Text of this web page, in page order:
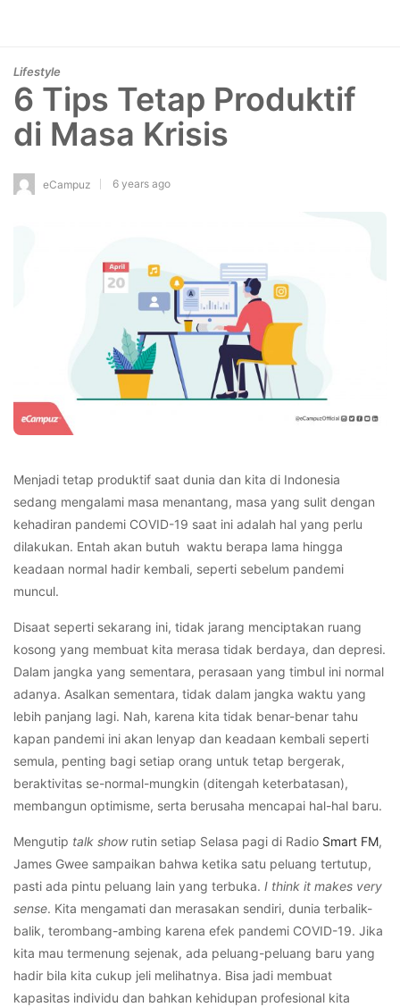
Lifestyle
6 Tips Tetap Produktif
di Masa Krisis
eCampuz 6 years ago
Menjadi tetap produktif saat dunia dan kita di Indonesia
sedang mengalami masa menantang, masa yang sulit dengan
kehadiran pandemi COVID-19 saat ini adalah hal yang perlu
dilakukan. Entah akan butuh waktu berapa lama hingga
keadaan normal hadir kembali, seperti sebelum pandemi
muncul.
Disaat seperti sekarang ini, tidak jarang menciptakan ruang
kosong yang membuat kita merasa tidak berdaya, dan depresi.
Dalam jangka yang sementara, perasaan yang timbul ini normal
adanya. Asalkan sementara, tidak dalam jangka waktu yang
lebih panjang lagi. Nah, karena kita tidak benar-benar tahu
kapan pandemi ini akan lenyap dan keadaan kembali seperti
semula, penting bagi setiap orang untuk tetap bergerak,
beraktivitas se-normal-mungkin (ditengah keterbatasan),
membangun optimisme, serta berusaha mencapai hal-hal baru.
Mengutip talk showrutin setiap Selasa pagi di Radio Smart FM,
James Gwee sampaikan bahwa ketika satu peluang tertutup,
pasti ada pintu peluang lain yang terbuka. I think it makes very
sense. Kita mengamati dan merasakan sendiri, dunia terbalik-
balik, terombang-ambing karena efek pandemi COVID-19. Jika
kita mau termenung sejenak, ada peluang-peluang baru yang
hadir bila kita cukup jeli melihatnya. Bisa jadi membuat
kapasitas individu dan bahkan kehidupan profesional kita